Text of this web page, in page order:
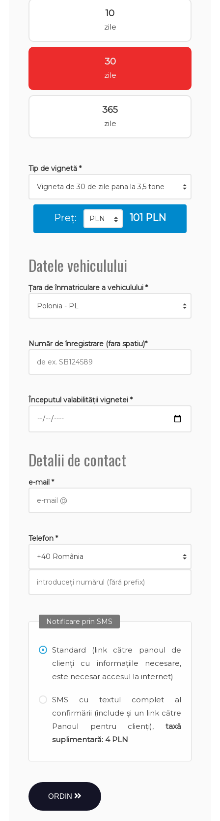
10
zile
30
zile
365
zile
Tip de vignetă *
Preț: 101 PLN
Datele vehiculului
Țara de înmatriculare a vehiculului *
Număr de înregistrare (fara spatiu)*
Începutul valabilităţii vignetei *
Detalii de contact
e-mail *
Telefon *
Notificare prin SMS
Standard (link către panoul de
clienți cu informațiile necesare,
este necesar accesul la internet)
SMS cu textul complet al
confirmării (include și un link către
Panoul pentru clienți), taxă
suplimentară: 4 PLN
ORDIN